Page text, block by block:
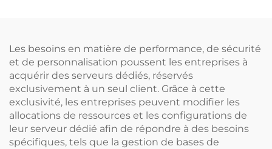
Les besoins en matière de performance, de sécurité
et de personnalisation poussent les entreprises à
acquérir des serveurs dédiés, réservés
exclusivement à un seul client. Grâce à cette
exclusivité, les entreprises peuvent modifier les
allocations de ressources et les configurations de
leur serveur dédié afin de répondre à des besoins
spécifiques, tels que la gestion de bases de